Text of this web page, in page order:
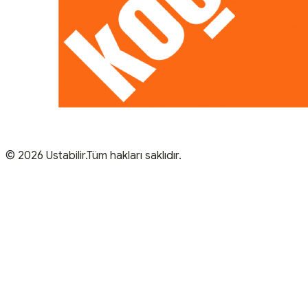
© 2026 Ustabilir.Tüm hakları saklıdır.